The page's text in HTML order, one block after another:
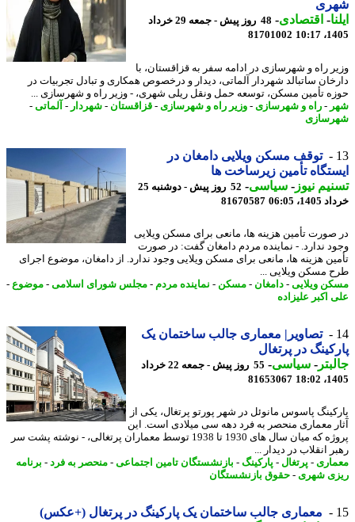
-اقتصادی-
48 روز پیش - جمعه 29 خرداد
81701002
راه و شهرسازی در ادامه سفر به قزاقستان، با
ساتبالد شهردار آلماتی، دیدار و درخصوص همکاری و تبادل تجربیات در
تأمین مسکن، توسعه حمل ونقل ریلی شهری، - وزیر راه و شهرسازی ...
-راه و شهرسازی- وزیر راه و شهرسازی- قزاقستان-شهردار-آلماتی-
توقف مسکن ویلایی دامغان در
تأمین زیرساخت ها
نیوز-سیاسی-
52 روز پیش - دوشنبه 25
06:05
81670587
تأمین هزینه ها، مانعی برای مسکن ویلایی
ندارد. - نماینده مردم دامغان گفت: در صورت
هزینه ها، مانعی برای مسکن ویلایی وجود ندارد. از دامغان، موضوع اجرای
مسکن ویلایی ...
ویلایی-دامغان-مسکن-نماینده مردم- مجلس شورای اسلامی-موضوع-
اکبر علیزاده
تصاویر| معماری جالب ساختمان یک
در پرتغال
-سیاسی-
55 روز پیش - جمعه 22 خرداد
81653067
پاسوس مانوئل در شهر پورتو پرتغال، یکی از
معماری منحصر به فرد دهه سی میلادی است. این
پروژه که میان سال های 1930 تا 1938 توسط معماران پرتغالی، - نوشته پشت سر
انقلاب در دیدار ...
- پرتغال -پارکینگ-بازنشستگان تامین اجتماعی-منحصر به فرد-برنامه
شهری- حقوق بازنشستگان
معماری جالب ساختمان یک پارکینگ در پرتغال (+عکس)